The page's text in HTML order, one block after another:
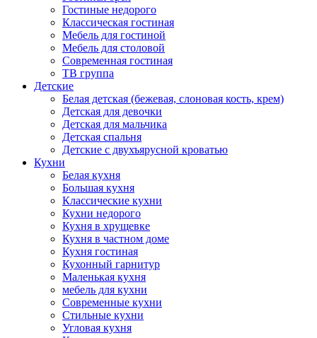
Гостиные недорого
Классическая гостиная
Мебель для гостиной
Мебель для столовой
Современная гостиная
ТВ группа
Детские
Белая детская (бежевая, слоновая кость, крем)
Детская для девочки
Детская для мальчика
Детская спальня
Детские с двухъярусной кроватью
Кухни
Белая кухня
Большая кухня
Классические кухни
Кухни недорого
Кухня в хрущевке
Кухня в частном доме
Кухня гостиная
Кухонный гарнитур
Маленькая кухня
мебель для кухни
Современные кухни
Стильные кухни
Угловая кухня